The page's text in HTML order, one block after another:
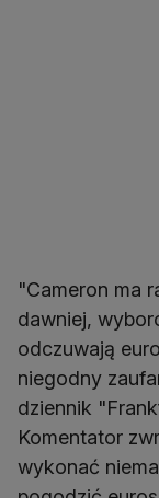
"Cameron ma
dawniej,
odczuwają
niegodny
dziennik
Komentator
wykonać